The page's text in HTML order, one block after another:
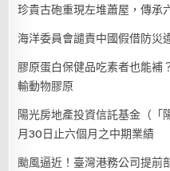
珍貴古砲重現左堆蕭屋，傳承
海洋委員會譴責中國假借防災
膠原蛋白保健品吃素者也能補
輸動物膠原
陽光房地產投資信託基金（
月30日止六個月之中期業績
颱風逼近！臺灣港務公司提前